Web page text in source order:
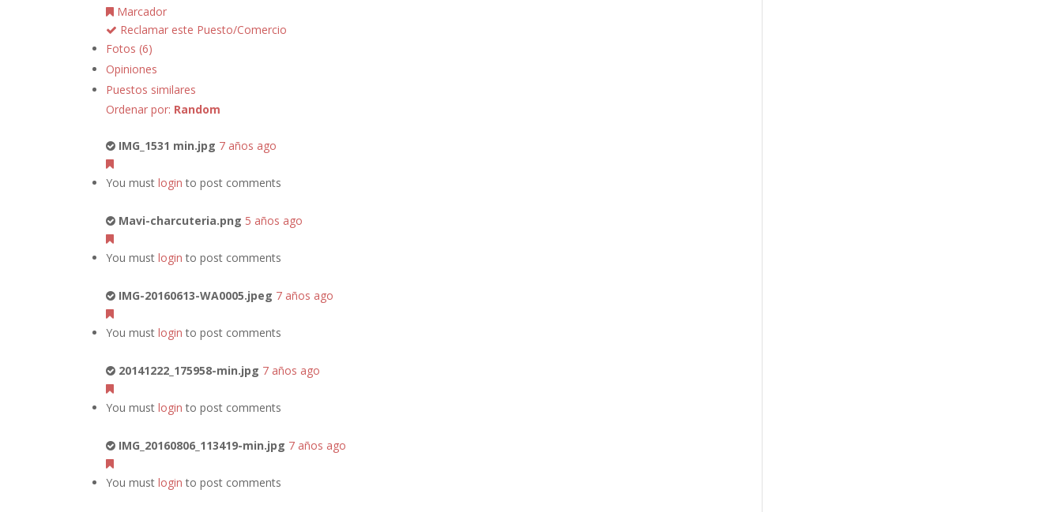
Marcador
Reclamar este Puesto/Comercio
Fotos (6)
Opiniones
Puestos similares
Ordenar por: Random
IMG_1531 min.jpg 7 años ago
You mustlogin to post comments
Mavi-charcuteria.png 5 años ago
You mustlogin to post comments
IMG-20160613-WA0005.jpeg 7 años ago
You mustlogin to post comments
20141222_175958-min.jpg 7 años ago
You mustlogin to post comments
IMG_20160806_113419-min.jpg 7 años ago
You mustlogin to post comments